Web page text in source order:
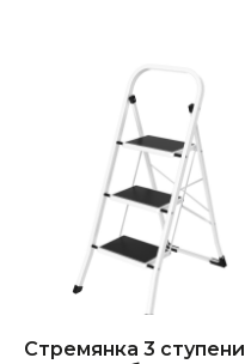
Стремянка 3 ступени